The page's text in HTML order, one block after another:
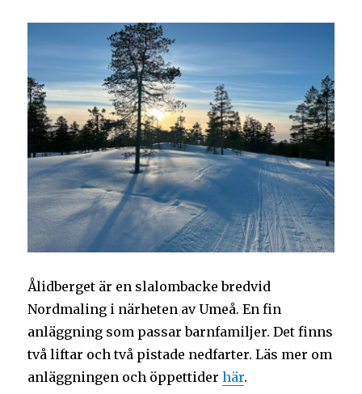
Ålidberget är en slalombacke bredvid
Nordmaling i närheten av Umeå. En fin
anläggning som passar barnfamiljer. Det finns
två liftar och två pistade nedfarter. Läs mer om
anläggningen och öppettiderhär.